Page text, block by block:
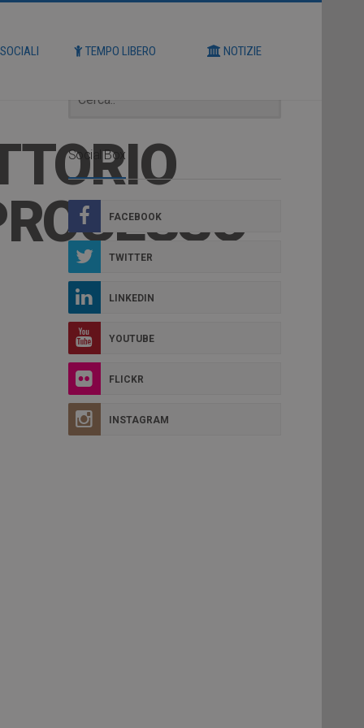
TEMPO LIBERO NOTIZIE
Social Box
FACEBOOK
TWITTER
LINKEDIN
YOUTUBE
FLICKR
INSTAGRAM